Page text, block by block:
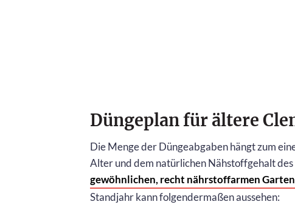
Düngeplan für ältere
Die Menge der Düngeabgaben hängt zum
Alter und dem natürlichen Nähstoffgehalt
gewöhnlichen, recht nährstoffarmen
Standjahr kann folgendermaßen aussehen: